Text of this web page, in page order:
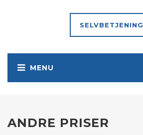
SELVBETJENING
ANDRE PRISER